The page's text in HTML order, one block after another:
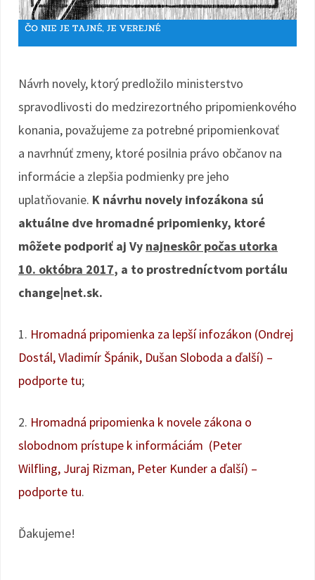
Návrh novely, ktorý predložilo ministerstvo
spravodlivosti do medzirezortného pripomienkového
konania, považujeme za potrebné pripomienkovať
a navrhnúť zmeny, ktoré posilnia právo občanov na
informácie a zlepšia podmienky pre jeho
uplatňovanie. K návrhu novely infozákona sú
aktuálne dve hromadné pripomienky, ktoré
môžete podporiť aj Vy najneskôr počas utorka
10. októbra 2017, a to prostredníctvom portálu
change|net.sk.
1. Hromadná pripomienka za lepší infozákon (Ondrej
Dostál, Vladimír Špánik, Dušan Sloboda a ďalší) –
podporte tu;
2. Hromadná pripomienka k novele zákona o
slobodnom prístupe k informáciám (Peter
Wilfling, Juraj Rizman, Peter Kunder a ďalší) –
podporte tu.
Ďakujeme!